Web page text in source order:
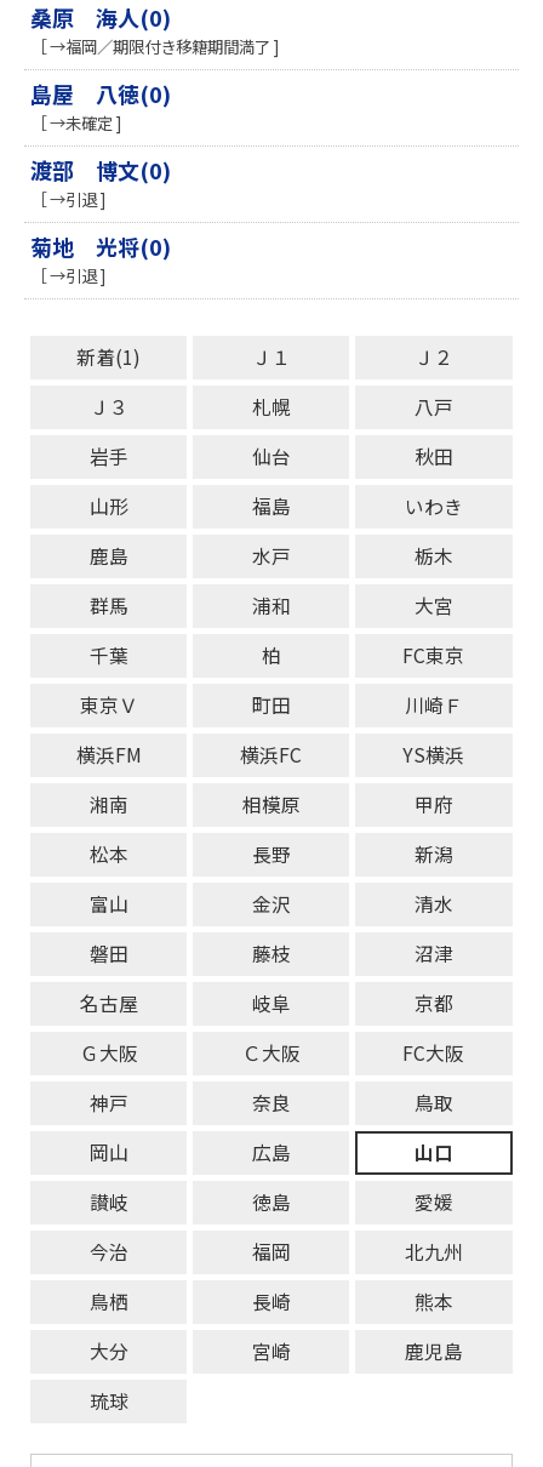
桑原 海人(0)
［ →福岡／期限付き移籍期間満了 ]
島屋 八徳(0)
［ →未確定 ]
渡部 博文(0)
［ →引退 ]
菊地 光将(0)
［ →引退 ]
新着(1) Ｊ１
Ｊ２
Ｊ３
札幌
八戸
岩手
仙台
秋田
山形
福島
いわき
鹿島
水戸
栃木
群馬
浦和
大宮
千葉
柏
FC東京
東京Ｖ
町田
川崎Ｆ
横浜FM
横浜FC
YS横浜
湘南
相模原
甲府
松本
長野
新潟
富山
金沢
清水
磐田
藤枝
沼津
名古屋
岐阜
京都
Ｇ大阪
Ｃ大阪
FC大阪
神戸
奈良
鳥取
岡山
広島
山口
讃岐
徳島
愛媛
今治
福岡
北九州
鳥栖
長崎
熊本
大分
宮崎
鹿児島
琉球